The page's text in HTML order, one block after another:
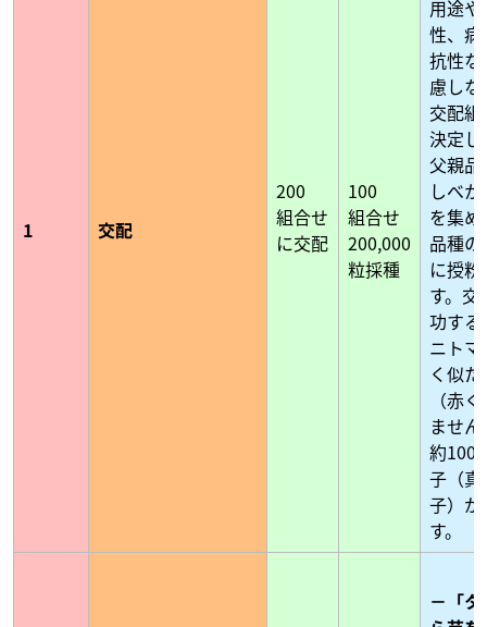
1 交配
200
組合せ
に交配
100
組合せ
200,000
粒採種
用途や
性、病
抗性な
慮し
交配
決定し
父親
しべ
を集
品種
に授
す。交
功する
ニト
く似
（赤
ませ
約100
子（真
子）が
す。
－「